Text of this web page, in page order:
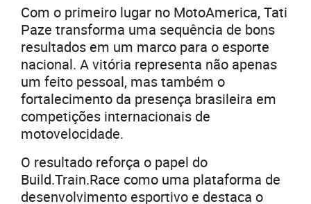
Com o primeiro lugar no MotoAmerica, Tati
Paze transforma uma sequência de bons
resultados em um marco para o esporte
nacional. A vitória representa não apenas
um feito pessoal, mas também o
fortalecimento da presença brasileira em
competições internacionais de
motovelocidade.
O resultado reforça o papel do
Build.Train.Race como uma plataforma de
desenvolvimento esportivo e destaca o